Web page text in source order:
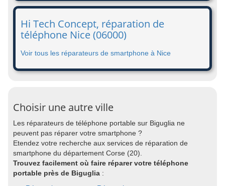
Hi Tech Concept, réparation de
téléphone Nice (06000)
Voir tous les réparateurs de smartphone à Nice
Choisir une autre ville
Les réparateurs de téléphone portable sur Biguglia ne
peuvent pas réparer votre smartphone ?
Etendez votre recherche aux services de réparation de
smartphone du département Corse (20).
Trouvez facilement où faire réparer votre téléphone
portable près de Biguglia :